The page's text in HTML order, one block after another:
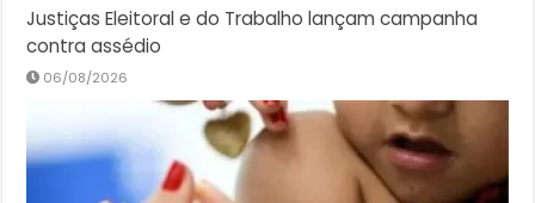
Justiças Eleitoral e do Trabalho lançam campanha
contra assédio
06/08/2026